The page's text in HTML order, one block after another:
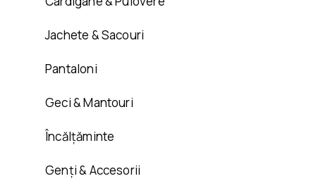
Jachete & Sacouri
Pantaloni
Geci & Mantouri
Încălțăminte
Genți & Accesorii